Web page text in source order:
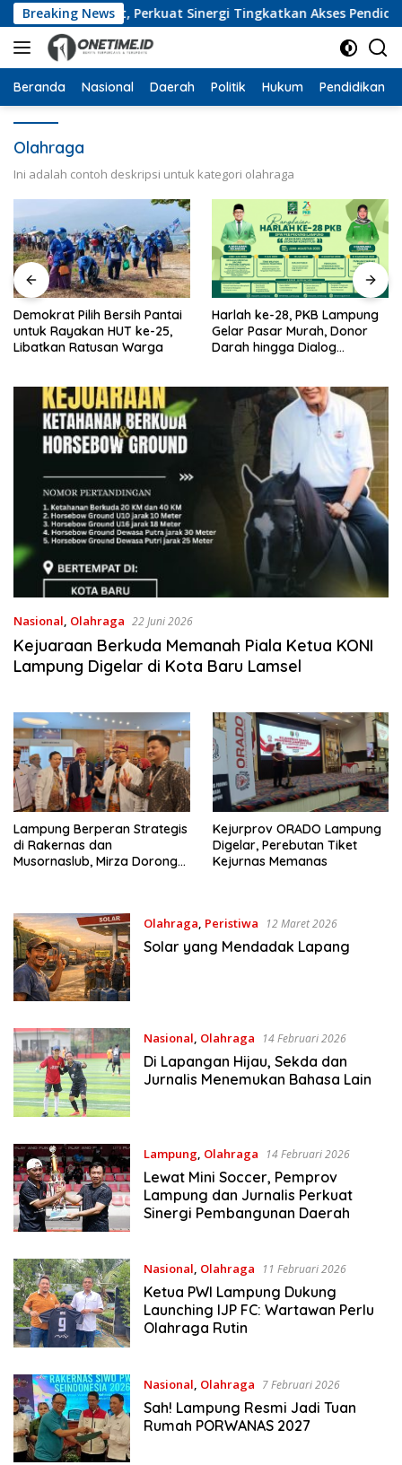
Langsung
ke
konten
Breaking News
Barat, Perkuat Sinergi Tingkatkan Akses Pendidikan
Beranda Nasional Daerah Politik Hukum Pendidikan
Olahraga
Ini adalah contoh deskripsi untuk kategori olahraga
Demokrat Pilih Bersih Pantai
untuk Rayakan HUT ke-25,
Libatkan Ratusan Warga
Harlah ke-28, PKB Lampung
Gelar Pasar Murah, Donor
Darah hingga Dialog
Nasional, Olahraga 22 Juni 2026
Kejuaraan Berkuda Memanah Piala Ketua KONI
Lampung Digelar di Kota Baru Lamsel
Lampung Berperan Strategis
di Rakernas dan
Musornaslub, Mirza Dorong
Kejurprov ORADO Lampung
Digelar, Perebutan Tiket
Kejurnas Memanas
Olahraga, Peristiwa 12 Maret 2026
Solar yang Mendadak Lapang
Nasional, Olahraga 14 Februari 2026
Di Lapangan Hijau, Sekda dan
Jurnalis Menemukan Bahasa Lain
Lampung, Olahraga 14 Februari 2026
Lewat Mini Soccer, Pemprov
Lampung dan Jurnalis Perkuat
Sinergi Pembangunan Daerah
Nasional, Olahraga 11 Februari 2026
Ketua PWI Lampung Dukung
Launching IJP FC: Wartawan Perlu
Olahraga Rutin
Nasional, Olahraga 7 Februari 2026
Sah! Lampung Resmi Jadi Tuan
Rumah PORWANAS 2027